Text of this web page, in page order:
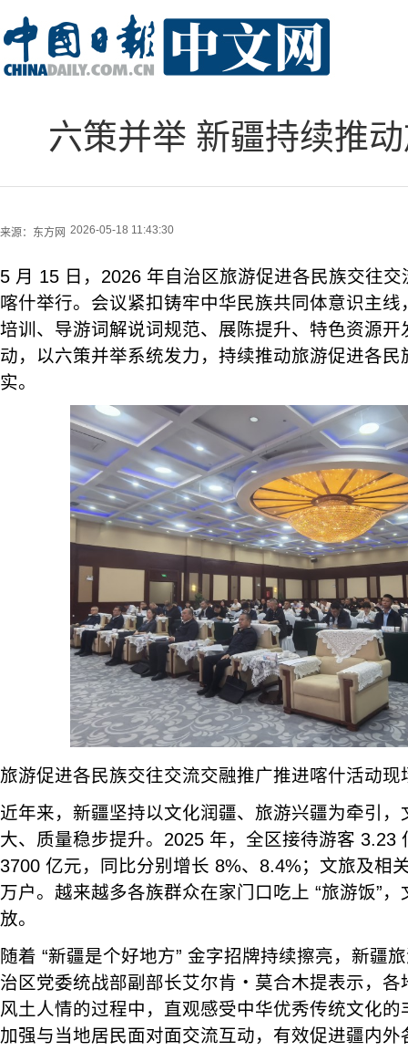
六策并举 新疆持续推
来源： 东方网 2026-05-18 11:43:30
5 月 15 日，2026 年自治区旅游促进各民族交往
喀什举行。会议紧扣铸牢中华民族共同体意识主
培训、导游词解说词规范、展陈提升、特色资源开
动，以六策并举系统发力，持续推动旅游促进各
实。
旅游促进各民族交往交流交融推广推进喀什活动现
近年来，新疆坚持以文化润疆、旅游兴疆为牵引
大、质量稳步提升。2025 年，全区接待游客 3.23
3700 亿元，同比分别增长 8%、8.4%；文旅及相
万户。越来越多各族群众在家门口吃上 “旅游饭”
放。
随着 “新疆是个好地方” 金字招牌持续擦亮，新疆
治区党委统战部副部长艾尔肯・莫合木提表示，
风土人情的过程中，直观感受中华优秀传统文化
加强与当地居民面对面交流互动，有效促进疆内